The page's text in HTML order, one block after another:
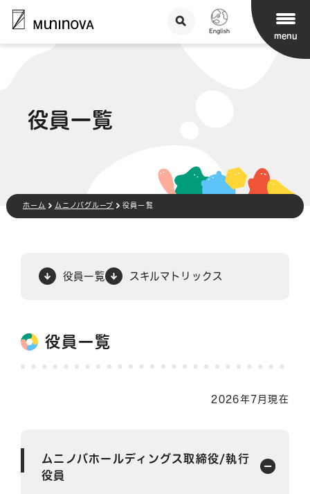
menu
役員一覧
ホーム ムニノバグループ 役員一覧
役員一覧 スキルマトリックス
役員一覧
2026年7月現在
ムニノバホールディングス取締役/執行
役員